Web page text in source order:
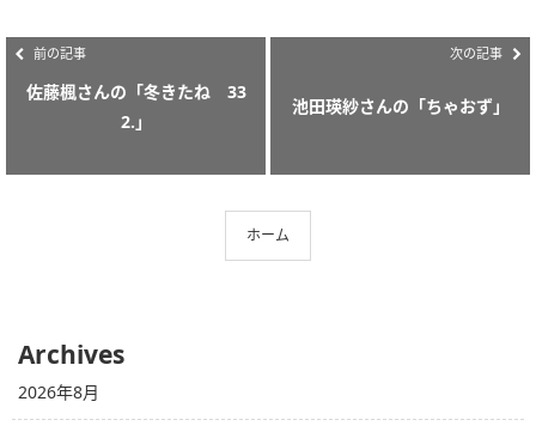
前の記事
佐藤楓さんの「冬きたね 33
2.」
次の記事
池田瑛紗さんの「ちゃおず」
ホーム
Archives
2026年8月